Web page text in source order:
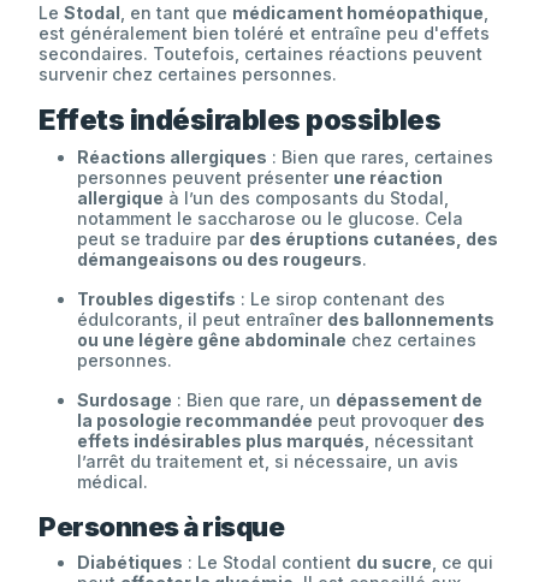
Le Stodal , en tant que médicament homéopathique
est généralement bien toléré et entraîne peu d'effets
secondaires. Toutefois, certaines réactions peuvent
survenir chez certaines personnes.
Effets indésirables possibles
Réactions allergiques : Bien que rares, certaines
personnes peuvent présenter une réaction
allergique à l’un des composants du Stodal,
notamment le saccharose ou le glucose. Cela
peut se traduire par des éruptions cutanées, des
démangeaisons ou des rougeurs.
Troubles digestifs : Le sirop contenant des
édulcorants, il peut entraîner des ballonnements
ou une légère gêne abdominale chez certaines
personnes.
Surdosage : Bien que rare, un dépassement de
la posologie recommandée peut provoquer des
effets indésirables plus marqués , nécessitant
l’arrêt du traitement et, si nécessaire, un avis
médical.
Personnes à risque
Diabétiques : Le Stodal contient du sucre , ce qui